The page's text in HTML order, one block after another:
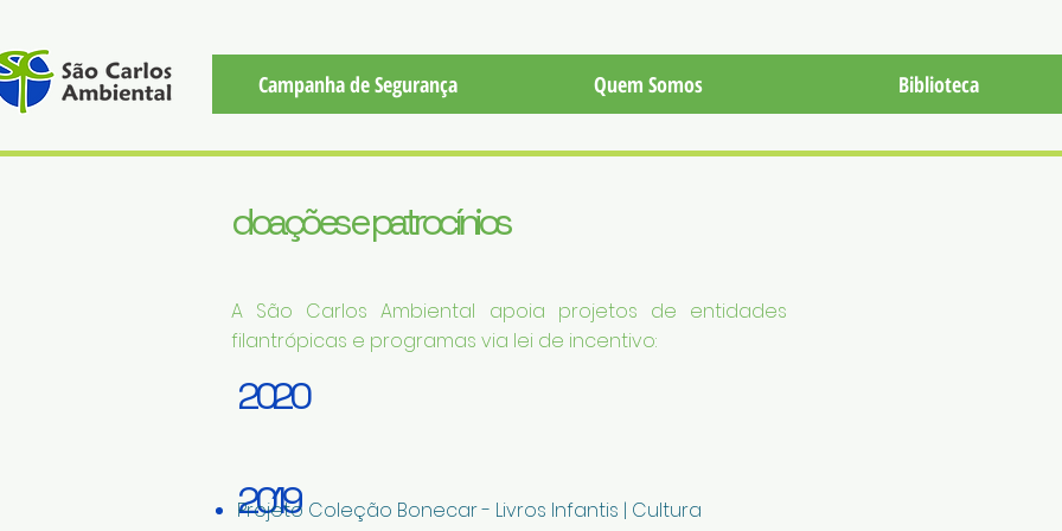
Campanha de Segurança Quem Somos Biblioteca
A São Carlos Ambiental apoia projetos de entidades
filantrópicas e programas via lei de incentivo:
doações e patrocínios
2019
2020
Projeto Coleção Bonecar - Livros Infantis | Cultura